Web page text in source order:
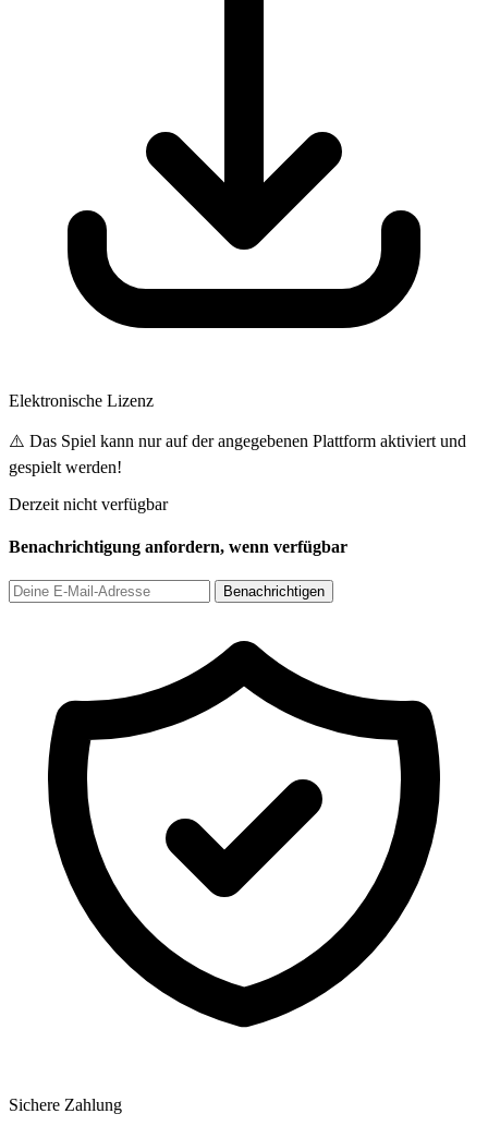
Elektronische Lizenz
⚠️ Das Spiel kann nur auf der angegebenen Plattform aktiviert und
gespielt werden!
Derzeit nicht verfügbar
Benachrichtigung anfordern, wenn verfügbar
Benachrichtigen
Sichere Zahlung